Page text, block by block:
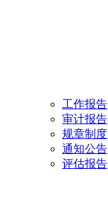
工作报告
审计报告
规章制度
通知公告
评估报告